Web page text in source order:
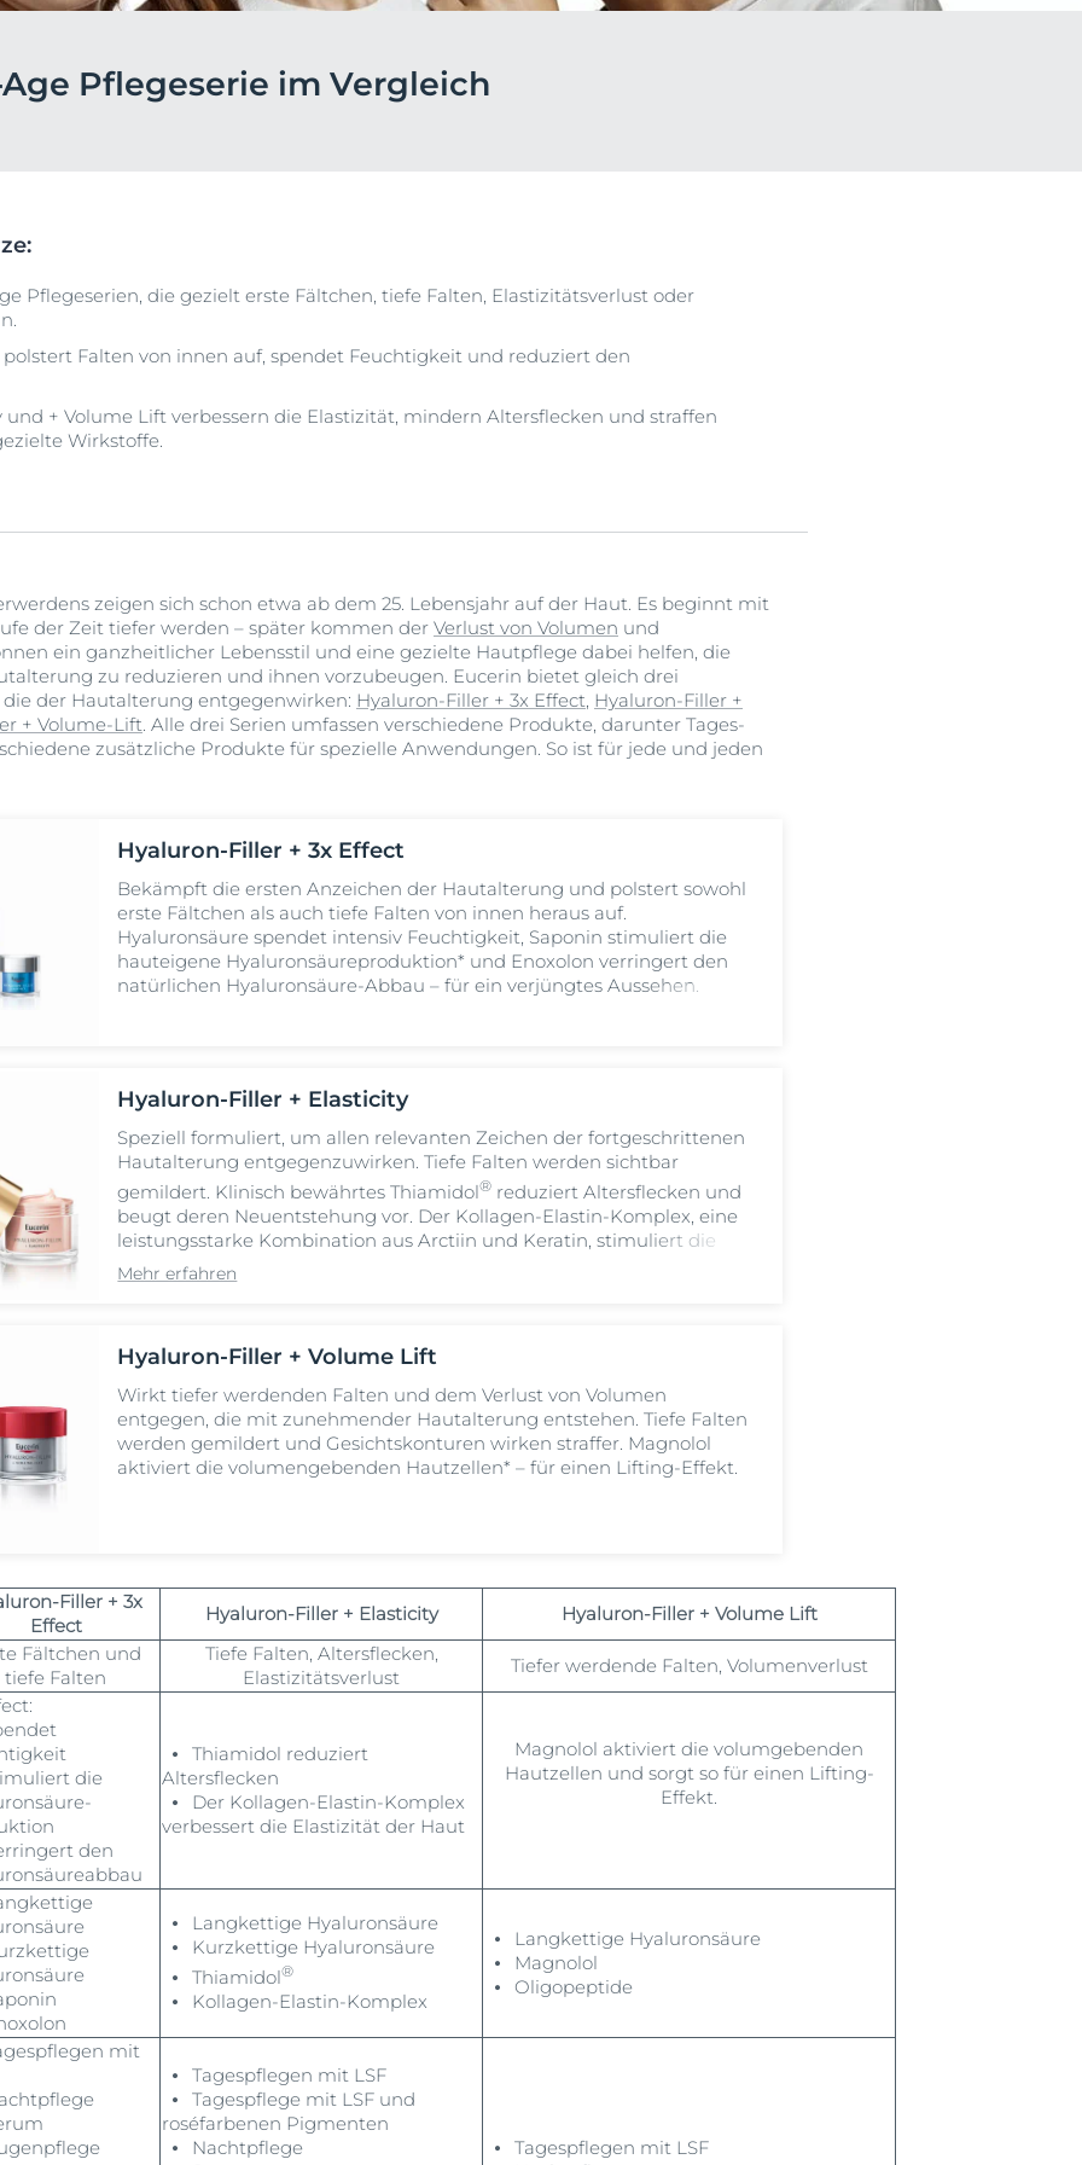
Hyaluron-Filler - Alle
Produkte
To für #SkincareRealtalk!
Pflegeserie im Vergleich
Pflegeserien, die gezielt erste Fältchen, tiefe Falten, Elastizitätsverlust oder
polstert Falten von innen auf, spendet Feuchtigkeit und reduziert den
+ Volume Lift verbessern die Elastizität, mindern Altersflecken und straffen
Wirkstoffe.
zeigen sich schon etwa ab dem 25. Lebensjahr auf der Haut. Es beginnt mit
der Zeit tiefer werden – später kommen der Verlust von Volumen und
ein ganzheitlicher Lebensstil und eine gezielte Hautpflege dabei helfen, die
zu reduzieren und ihnen vorzubeugen. Eucerin bietet gleich drei
die der Hautalterung entgegenwirken: Hyaluron-Filler + 3x Effect, Hyaluron-Filler +
+ Volume-Lift. Alle drei Serien umfassen verschiedene Produkte, darunter Tages-
zusätzliche Produkte für spezielle Anwendungen. So ist für jede und jeden
Hyaluron-Filler + 3x Effect
Bekämpft die ersten Anzeichen der Hautalterung und polstert sowohl
erste Fältchen als auch tiefe Falten von innen heraus auf.
Hyaluronsäure spendet intensiv Feuchtigkeit, Saponin stimuliert die
hauteigene Hyaluronsäureproduktion* und Enoxolon verringert den
natürlichen Hyaluronsäure-Abbau– für ein verjüngtes Aussehen.
Hyaluron-Filler + Elasticity
Speziell formuliert, um allen relevanten Zeichen der fortgeschrittenen
Hautalterung entgegenzuwirken. Tiefe Falten werden sichtbar
gemildert. Klinisch bewährtes Thiamidol® reduziert Altersflecken und
beugt deren Neuentstehung vor. Der Kollagen-Elastin-Komplex, eine
leistungsstarke Kombination aus Arctiin und Keratin, stimuliert die
Kollagenproduktion und verbessert die Elastizität der Haut.
Mehr erfahren
Hyaluron-Filler + Volume Lift
Wirkt tiefer werdenden Falten und dem Verlust von Volumen
entgegen, die mit zunehmender Hautalterung entstehen. Tiefe Falten
werden gemildert und Gesichtskonturen wirken straffer. Magnolol
aktiviert die volumengebenden Hautzellen*– für einen Lifting-Effekt.
Filler + 3x
Effect
Hyaluron-Filler + Elasticity
Hyaluron-Filler + Volume Lift
Fältchen und
tiefe Falten
Tiefe Falten, Altersflecken,
Elastizitätsverlust
Tiefer werdende Falten, Volumenverlust
die
den
⦁ Thiamidol reduziert
Altersflecken
⦁ Der Kollagen-Elastin-Komplex
verbessert die Elastizität der Haut
Magnolol aktiviert die volumgebenden
Hautzellen und sorgt so für einen Lifting-
Effekt.
⦁ Langkettige Hyaluronsäure
⦁ Kurzkettige Hyaluronsäure
⦁ Thiamidol®
⦁ Kollagen-Elastin-Komplex
⦁ Langkettige Hyaluronsäure
⦁ Magnolol
⦁ Oligopeptide
mit
⦁ Tagespflegen mit LSF
⦁ Tagespflege mit LSF und
roséfarbenen Pigmenten
⦁ Nachtpflege
⦁ Tagespflegen mit LSF